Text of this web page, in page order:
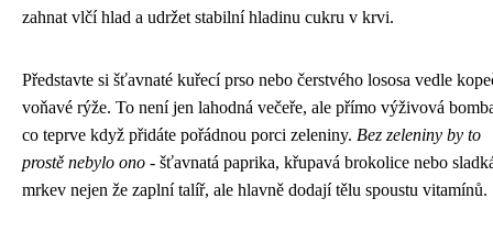
zahnat vlčí hlad a udržet stabilní hladinu cukru v krvi.
Představte si šťavnaté kuřecí prso nebo čerstvého lososa vedle
voňavé rýže. To není jen lahodná večeře, ale přímo výživová
co teprve když přidáte pořádnou porci zeleniny. Bez zeleniny by to
prostě nebylo ono - šťavnatá paprika, křupavá brokolice nebo
mrkev nejen že zaplní talíř, ale hlavně dodají tělu spoustu vitamínů.